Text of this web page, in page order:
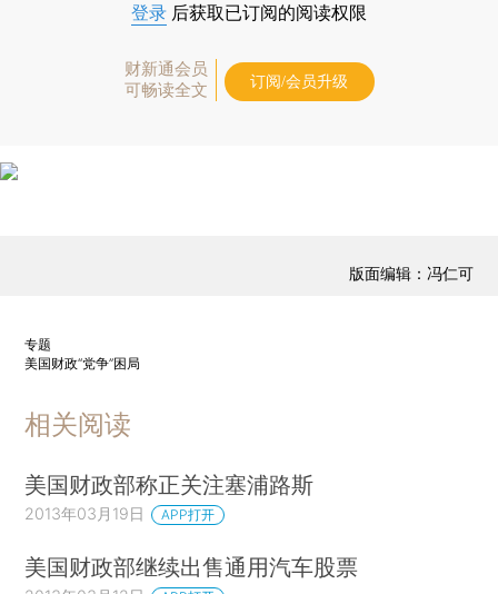
登录 后获取已订阅的阅读权限
财新通会员
可畅读全文
订阅/会员升级
版面编辑：冯仁可
专题
美国财政“党争”困局
相关阅读
美国财政部称正关注塞浦路斯
2013年03月19日 APP打开
美国财政部继续出售通用汽车股票